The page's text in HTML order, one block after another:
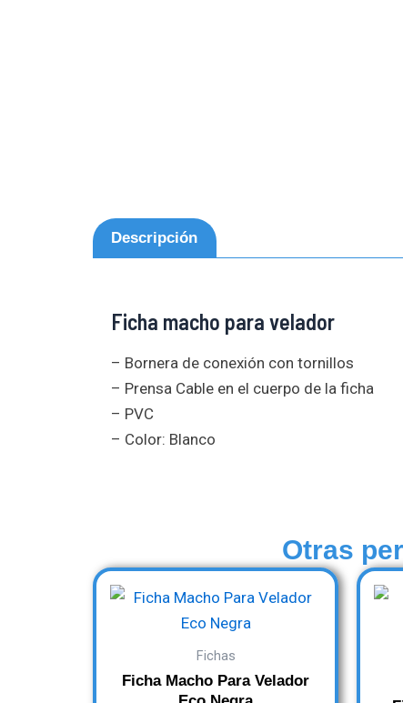
Descripción
Ficha macho para velador
– Bornera de conexión con tornillos
– Prensa Cable en el cuerpo de la ficha
– PVC
– Color: Blanco
Otras
Fichas
Ficha Macho Para Velador